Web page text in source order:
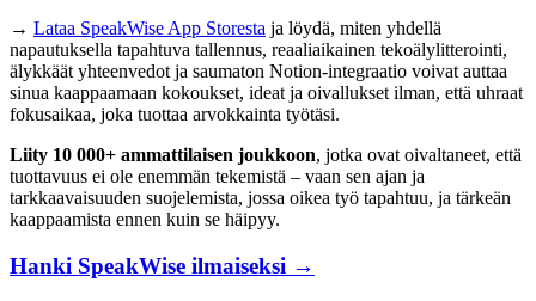
→ Lataa SpeakWise App Storesta ja löydä, miten yhdellä
napautuksella tapahtuva tallennus, reaaliaikainen tekoälylitterointi,
älykkäät yhteenvedot ja saumaton Notion-integraatio voivat auttaa
sinua kaappaamaan kokoukset, ideat ja oivallukset ilman, että uhraat
fokusaikaa, joka tuottaa arvokkainta työtäsi.
Liity 10 000+ ammattilaisen joukkoon, jotka ovat oivaltaneet, että
tuottavuus ei ole enemmän tekemistä – vaan sen ajan ja
tarkkaavaisuuden suojelemista, jossa oikea työ tapahtuu, ja tärkeän
kaappaamista ennen kuin se häipyy.
Hanki SpeakWise ilmaiseksi →